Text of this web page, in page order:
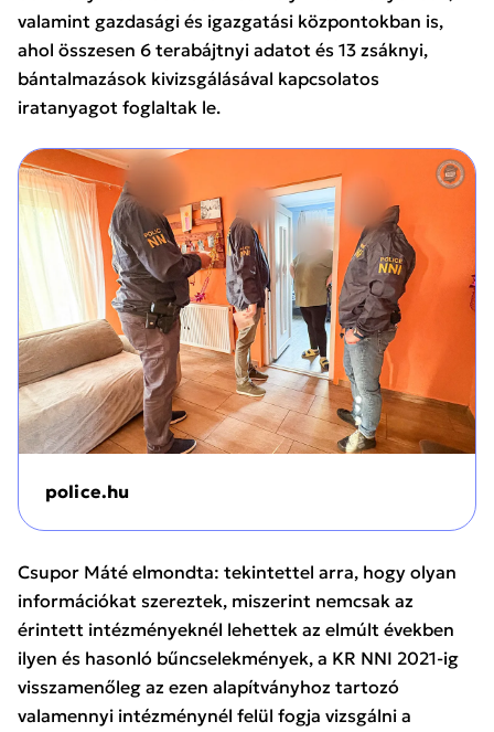
valamint gazdasági és igazgatási központokban is,
ahol összesen 6 terabájtnyi adatot és 13 zsáknyi,
bántalmazások kivizsgálásával kapcsolatos
iratanyagot foglaltak le.
police.hu
Csupor Máté elmondta: tekintettel arra, hogy olyan
információkat szereztek, miszerint nemcsak az
érintett intézményeknél lehettek az elmúlt években
ilyen és hasonló bűncselekmények, a KR NNI 2021-ig
visszamenőleg az ezen alapítványhoz tartozó
valamennyi intézménynél felül fogja vizsgálni a